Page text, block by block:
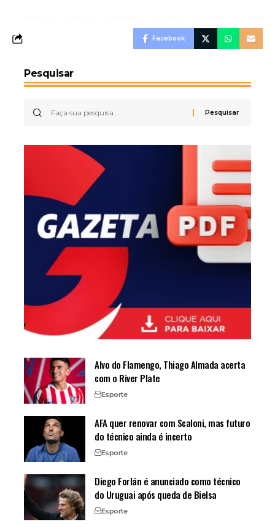
Facebook
Pesquisar
Alvo do Flamengo, Thiago Almada acerta
com o River Plate
Esporte
AFA quer renovar com Scaloni, mas futuro
do técnico ainda é incerto
Esporte
Diego Forlán é anunciado como técnico
do Uruguai após queda de Bielsa
Esporte